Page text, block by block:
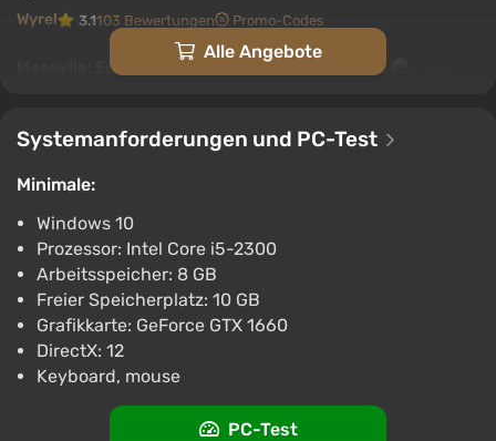
Wyrel 3.1103 Bewertungen Promo-Codes
Maseylia: Echoes of the Past Steam Gift /
PC
4.2
Unterstützung bei VGTimes
Maseylia : Echoes of the Past Steam CD Key
(Global)
€4.66
K4G 3.9
Maseylia : Echoes of the Past Steam Gift
Russian Autodelivery
Alle Angebote
Systemanforderungen und PC-Test
Minimale:
Windows 10
Prozessor: Intel Core i5-2300
Arbeitsspeicher: 8 GB
Freier Speicherplatz: 10 GB
Grafikkarte: GeForce GTX 1660
DirectX: 12
Keyboard, mouse
PC-Test